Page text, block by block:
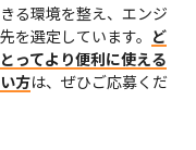
る環境を整え、エンジ
を選定しています。 ど
ってより便利に使える
方は、ぜひご応募くだ